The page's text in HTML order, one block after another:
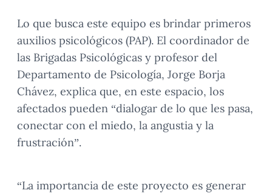
Lo que busca este equipo es brindar primeros
auxilios psicológicos (PAP). El coordinador de
las Brigadas Psicológicas y profesor del
Departamento de Psicología, Jorge Borja
Chávez, explica que, en este espacio, los
afectados pueden “dialogar de lo que les pasa,
conectar con el miedo, la angustia y la
frustración”.
“La importancia de este proyecto es generar